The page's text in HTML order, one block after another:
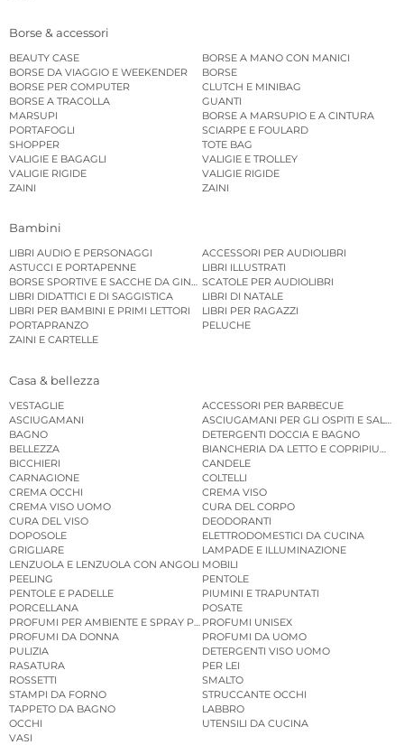
Borse & accessori
BEAUTY CASE
BORSE A MANO CON MANICI
BORSE DA VIAGGIO E WEEKENDER
BORSE
BORSE PER COMPUTER
CLUTCH E MINIBAG
BORSE A TRACOLLA
GUANTI
MARSUPI
BORSE A MARSUPIO E A CINTURA
PORTAFOGLI
SCIARPE E FOULARD
SHOPPER
TOTE BAG
VALIGIE E BAGAGLI
VALIGIE E TROLLEY
VALIGIE RIGIDE
VALIGIE RIGIDE
ZAINI
ZAINI
Bambini
LIBRI AUDIO E PERSONAGGI
ACCESSORI PER AUDIOLIBRI
ASTUCCI E PORTAPENNE
LIBRI ILLUSTRATI
BORSE SPORTIVE E SACCHE DA GINNASTICASCATOLE PER AUDIOLIBRI
LIBRI DIDATTICI E DI SAGGISTICA
LIBRI DI NATALE
LIBRI PER BAMBINI E PRIMI LETTORI
LIBRI PER RAGAZZI
PORTAPRANZO
PELUCHE
ZAINI E CARTELLE
Casa & bellezza
VESTAGLIE
ACCESSORI PER BARBECUE
ASCIUGAMANI
ASCIUGAMANI PER GLI OSPITI E
BAGNO
DETERGENTI DOCCIA E BAGNO
BELLEZZA
BIANCHERIA DA LETTO E COPRIPIUMINI
BICCHIERI
CANDELE
CARNAGIONE
COLTELLI
CREMA OCCHI
CREMA VISO
CREMA VISO UOMO
CURA DEL CORPO
CURA DEL VISO
DEODORANTI
DOPOSOLE
ELETTRODOMESTICI DA CUCINA
GRIGLIARE
LAMPADE E ILLUMINAZIONE
LENZUOLA E LENZUOLA CON ANGOLI MOBILI
PEELING
PENTOLE
PENTOLE E PADELLE
PIUMINI E TRAPUNTATI
PORCELLANA
POSATE
PROFUMI PER AMBIENTE E SPRAY PER AMBIENTE
PROFUMI UNISEX
PROFUMI DA DONNA
PROFUMI DA UOMO
PULIZIA
DETERGENTI VISO UOMO
RASATURA
PER LEI
ROSSETTI
SMALTO
STAMPI DA FORNO
STRUCCANTE OCCHI
TAPPETO DA BAGNO
LABBRO
OCCHI
UTENSILI DA CUCINA
VASI